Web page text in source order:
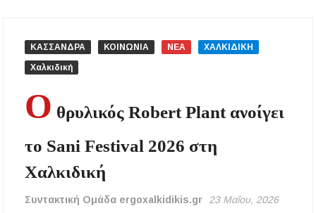
η ελάχιστη κατανάλωση στα beach bars
ergoxalkidikis.gr
μοτοσικλέτας σε τροχαίο στον δρόμο
Χαλκιδική: Τραυματίστηκε 8χρονος Βρετανός
ενώ έκανε βουτιά σε παραλία στο Παλιούρι
ΚΑΣΣΑΝΔΡΑ ΚΟΙΝΩΝΙΑ ΝΕΑ ΧΑΛΚΙΔΙΚΗ
Χαλκιδική
Ο θρυλικός Robert Plant ανοίγει
το Sani Festival 2026 στη
Χαλκιδική
Συντακτική Ομάδα ergoxalkidikis.gr 23 Μαΐου, 2026